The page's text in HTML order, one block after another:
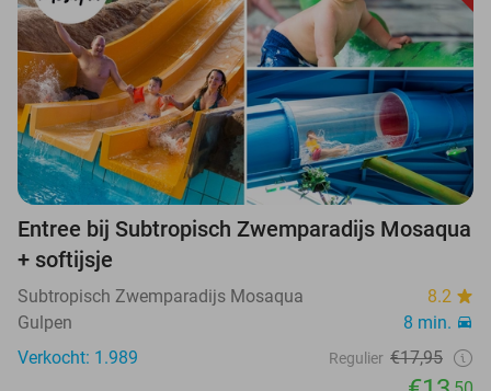
Entree bij Subtropisch Zwemparadijs Mosaqua
+ softijsje
Subtropisch Zwemparadijs Mosaqua
8.2
Gulpen
8 min.
Verkocht: 1.989
Regulier €17,95